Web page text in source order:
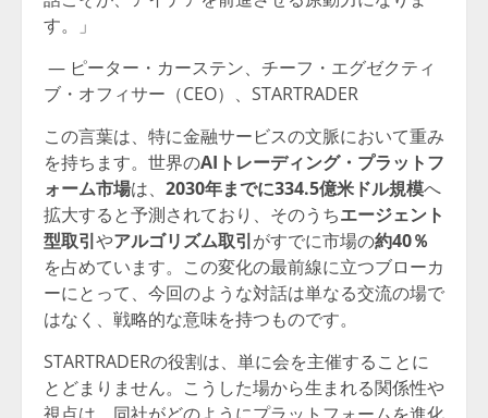
す。」
— ピーター・カーステン、チーフ・エグゼクティ
ブ・オフィサー（CEO）、STARTRADER
この言葉は、特に金融サービスの文脈において重み
を持ちます。世界のAI トレーディング・プラットフ
ォーム市場は、 2030年までに334.5億米ドル規模へ
拡大すると予測されており、そのうちエージェント
型取引やアルゴリズム取引がすでに市場の約40％
を占めています。この変化の最前線に立つブローカ
ーにとって、今回のような対話は単なる交流の場で
はなく、戦略的な意味を持つものです。
STARTRADERの役割は、単に会を主催することに
とどまりません。こうした場から生まれる関係性や
視点は、同社がどのようにプラットフォームを進化